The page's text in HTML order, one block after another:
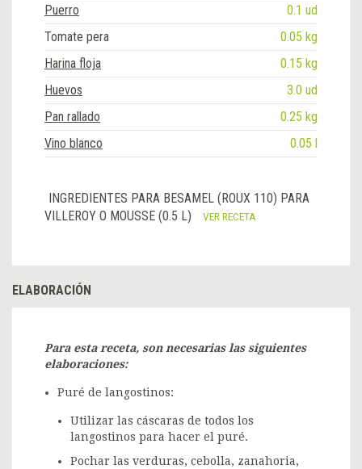
Puerro
0.1 ud
Tomate pera
0.05 kg
Harina floja
0.15 kg
Huevos
3.0 ud
Pan rallado
0.25 kg
Vino blanco
0.05 l
INGREDIENTES PARA BESAMEL (ROUX 110) PARA
VILLEROY O MOUSSE (0.5 L)
VER RECETA
ELABORACIÓN
Para esta receta, son necesarias las siguientes
elaboraciones:
Puré de langostinos:
Utilizar las cáscaras de todos los
langostinos para hacer el puré.
Pochar las verduras, cebolla, zanahoria,